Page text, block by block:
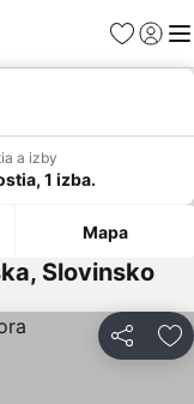
Obľúbené
a izby
1 izba.
Mapa
Slovinsko
Zdieľať